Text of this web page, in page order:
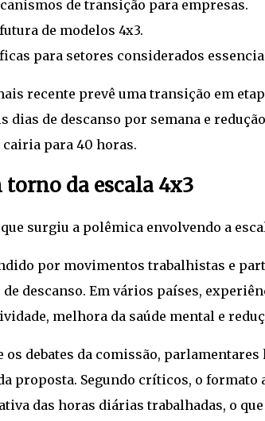
de transição para empresas.
de modelos 4x3.
para setores considerados
recente prevê uma transição em
dias de descanso por semana e
cairia para 40 horas.
torno da escala 4x3
surgiu a polêmica envolvendo a
por movimentos trabalhistas e
descanso. Em vários países,
melhora da saúde mental e
os debates da comissão,
proposta. Segundo críticos, o formato
das horas diárias trabalhadas, o